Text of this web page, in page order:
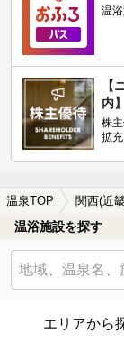
温
【
内】
株
拡
温泉TOP 関西(近
温浴施設を探す
エリアから